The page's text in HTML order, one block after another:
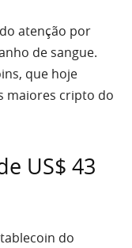
atenção por
de sangue.
que hoje
maiores cripto do
US$ 43
do